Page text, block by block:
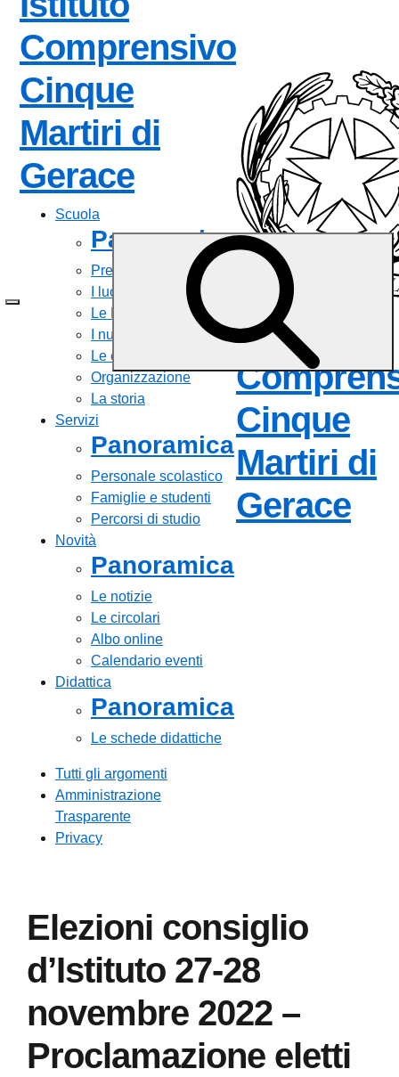
Comprensivo
Cinque
Martiri di
Gerace— Visita la
Scuola
Panoramica
Presentazione
I luoghi
Le Persone
I numeri della scuola
Le carte della scuola
Organizzazione
La storia
Servizi
Panoramica
Personale scolastico
Famiglie e studenti
Percorsi di studio
Novità
Panoramica
Le notizie
Le circolari
Albo online
Calendario eventi
Didattica
Panoramica
Le schede didattiche
Tutti gli argomenti
Amministrazione
Trasparente
Privacy
Istituto
Cinque
Martiri di
Gerace—
Elezioni consiglio
d’Istituto 27-28
novembre 2022 –
Proclamazione eletti